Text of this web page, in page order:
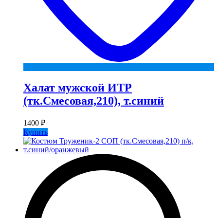
Халат мужской ИТР
(тк.Смесовая,210), т.синий
1400 ₽
Купить